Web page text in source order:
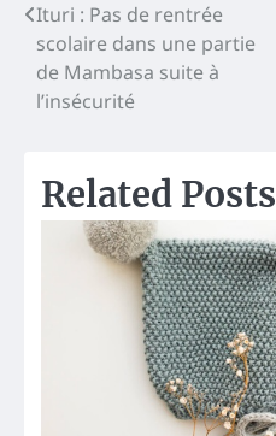
Navigation
de
l’article
Ituri : Pas de rentrée
scolaire dans une partie
de Mambasa suite à
l’insécurité
Related Posts